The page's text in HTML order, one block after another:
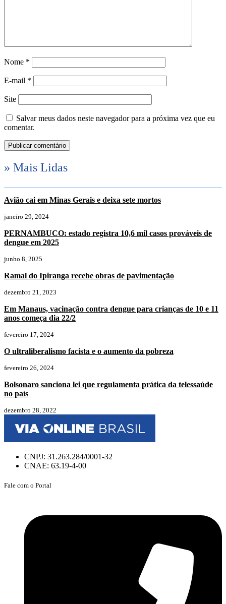
Nome *
E-mail *
Site
Salvar meus dados neste navegador para a próxima vez que eu
comentar.
» Mais Lidas
Avião cai em Minas Gerais e deixa sete mortos
janeiro 29, 2024
PERNAMBUCO: estado registra 10,6 mil casos prováveis de
dengue em 2025
junho 8, 2025
Ramal do Ipiranga recebe obras de pavimentação
dezembro 21, 2023
Em Manaus, vacinação contra dengue para crianças de 10 e 11
anos começa dia 22/2
fevereiro 17, 2024
O ultraliberalismo facista e o aumento da pobreza
fevereiro 26, 2024
Bolsonaro sanciona lei que regulamenta prática da telessaúde
no país
dezembro 28, 2022
CNPJ: 31.263.284/0001-32
CNAE: 63.19-4-00
Fale com o Portal